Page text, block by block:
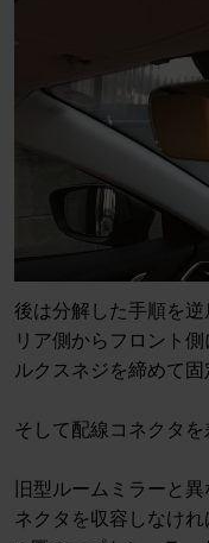
後は分解した手順を逆
リア側からフロント
ルクスネジを締めて固
そして配線コネクタを
旧型ルームミラーと
ネクタを収容しなけ